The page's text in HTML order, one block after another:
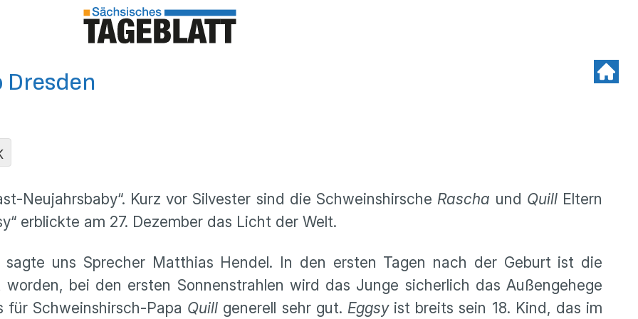
Dresden
Neujahrsbaby“. Kurz vor Silvester sind die Schweinshirsche Rascha und Quill Eltern
erblickte am 27. Dezember das Licht der Welt.
uns Sprecher Matthias Hendel. In den ersten Tagen nach der Geburt ist die
bei den ersten Sonnenstrahlen wird das Junge sicherlich das Außengehege
Schweinshirsch-Papa Quill generell sehr gut. Eggsyist breits sein 18. Kind, das im